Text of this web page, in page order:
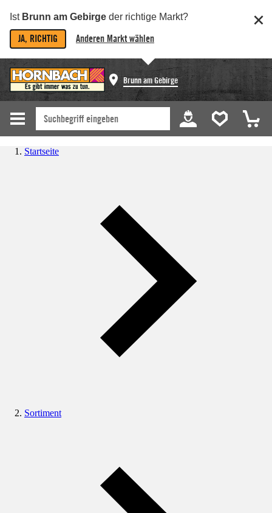
Ist Brunn am Gebirge der richtige Markt?
JA, RICHTIG Anderen Markt wählen
Brunn am Gebirge
Startseite
Sortiment